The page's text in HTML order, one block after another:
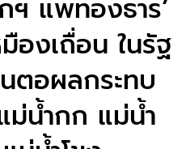
ฯ แพทองธาร’
องเถื่อน ในรัฐ
ตอผลกระทบ
น้ำกก แม่น้ำ